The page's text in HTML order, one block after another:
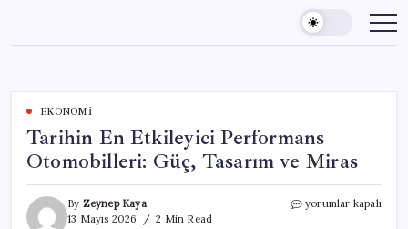
content
EKONOMI
Tarihin En Etkileyici Performans
Otomobilleri: Güç, Tasarım ve Miras
By Zeynep Kaya
13 Mayıs 2026
2 Min Read
Tarihin
yorumlar kapalı